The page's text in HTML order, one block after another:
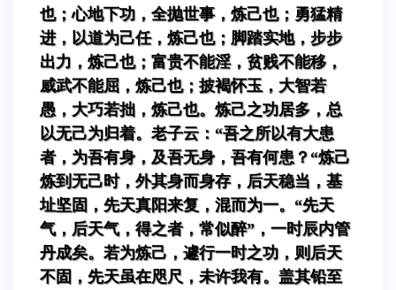
也；心地下功，全抛世事，炼己也；勇猛精
进，以道为己任，炼己也；脚踏实地，步步
出力，炼己也；富贵不能淫，贫贱不能移，
威武不能屈，炼己也；披褐怀玉，大智若
愚，大巧若拙，炼己也。炼己之功居多，总
以无己为归着。老子云：“吾之所以有大患
者，为吾有身，及吾无身，吾有何患？“炼己
炼到无己时，外其身而身存，后天稳当，基
址坚固，先天真阳来复，混而为一。“先天
气，后天气，得之者，常似醉”，一时辰内管
丹成矣。若为炼己，遽行一时之功，则后天
不固，先天虽在咫尺，未许我有。盖其铅至